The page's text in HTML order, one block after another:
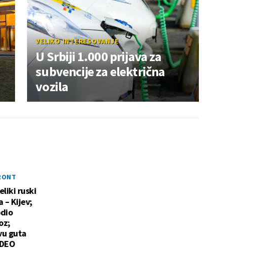
VELIKO INTERESOVANJE
U Srbiji 1.000 prijava za
subvencije za električna
vozila
ruski
– Kijev;
guta